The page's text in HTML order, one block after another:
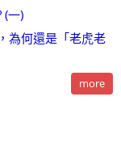
(一)
為何還是「老虎老
more